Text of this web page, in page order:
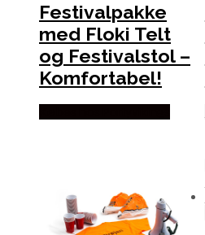
Festivalpakke
med Floki Telt
og Festivalstol –
Komfortabel!